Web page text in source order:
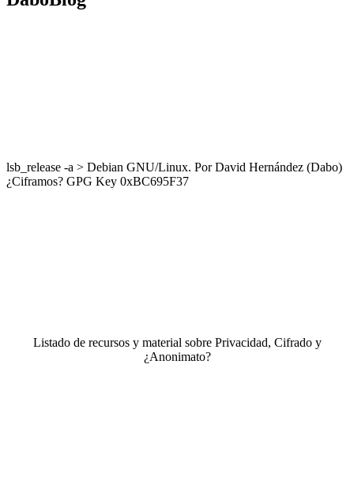
lsb_release -a > Debian GNU/Linux. Por David Hernández (Dabo)
¿Ciframos? GPG Key 0xBC695F37
Listado de recursos y material sobre Privacidad, Cifrado y
¿Anonimato?